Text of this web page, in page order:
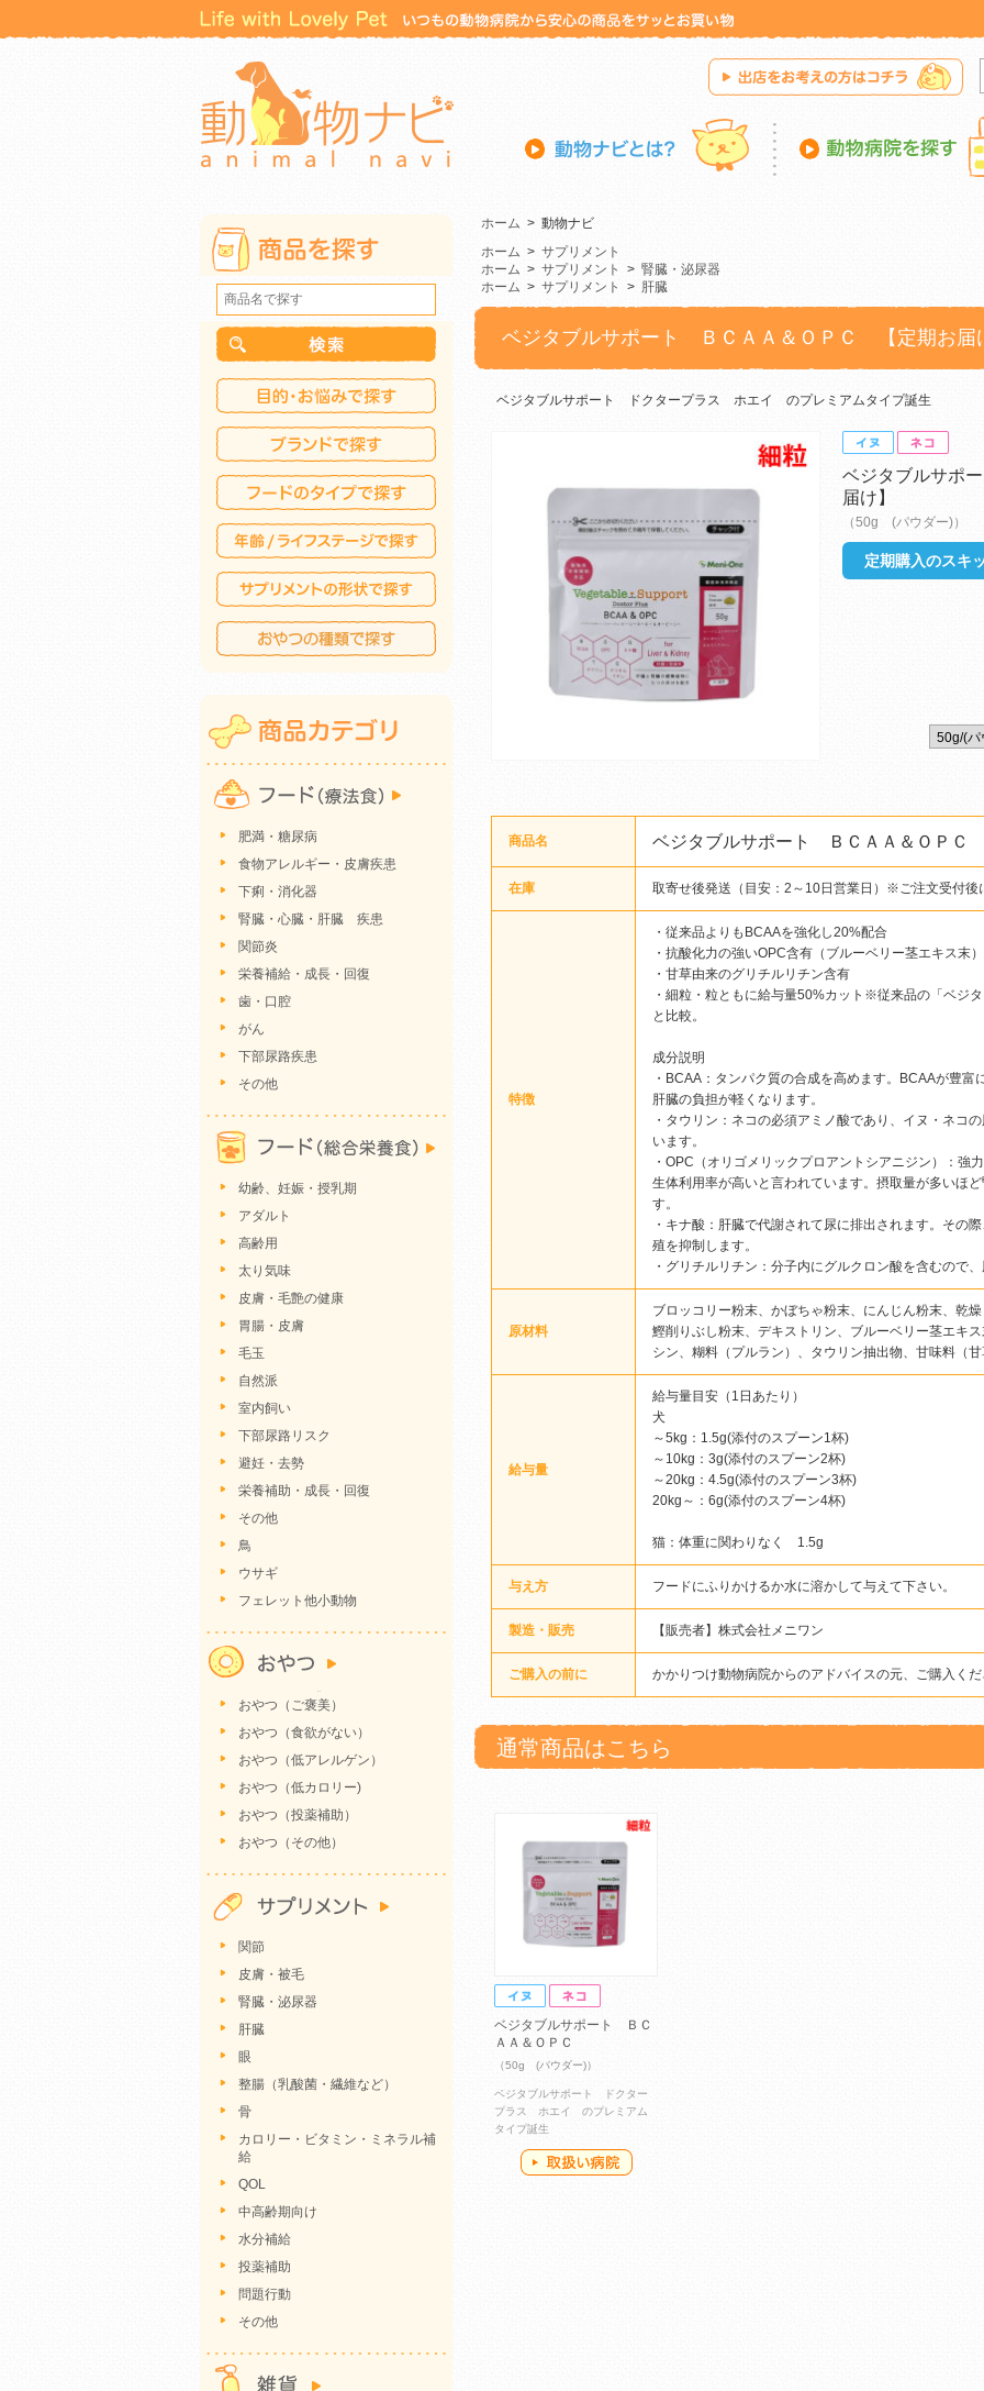
ホーム > 動物ナビ
ホーム > サプリメント
ホーム > サプリメント > 腎臓・泌尿器
ホーム > サプリメント > 肝臓
ベジタブルサポート ＢＣＡＡ＆ＯＰＣ 【定期お届
ベジタブルサポート ドクタープラス ホエイ のプレミアムタイプ誕生
ベジタブルサポ
届け】
（50g (パウダー)）
定期購入のスキ
商品名 ベジタブルサポート ＢＣＡＡ＆ＯＰＣ
在庫 取寄せ後発送（目安：2～10日営業日）※ご注文受付後
特徴
・従来品よりもBCAAを強化し20%配合
・抗酸化力の強いOPC含有（ブルーベリー茎エキス末）
・甘草由来のグリチルリチン含有
・細粒・粒ともに給与量50%カット※従来品の「ベジ
と比較。
成分説明
・BCAA：タンパク質の合成を高めます。BCAAが豊
肝臓の負担が軽くなります。
・タウリン：ネコの必須アミノ酸であり、イヌ・ネコ
います。
・OPC（オリゴメリックプロアントシアニジン）：強
生体利用率が高いと言われています。摂取量が多いほ
す。
・キナ酸：肝臓で代謝されて尿に排出されます。その
殖を抑制します。
・グリチルリチン：分子内にグルクロン酸を含むので
原材料
ブロッコリー粉末、かぼちゃ粉末、にんじん粉末、乾
鰹削りぶし粉末、デキストリン、ブルーベリー茎エキ
シン、糊料（プルラン）、タウリン抽出物、甘味料（
給与量
給与量目安（1日あたり）
犬
～5kg：1.5g(添付のスプーン1杯)
～10kg：3g(添付のスプーン2杯)
～20kg：4.5g(添付のスプーン3杯)
20kg～：6g(添付のスプーン4杯)
猫：体重に関わりなく 1.5g
与え方 フードにふりかけるか水に溶かして与えて下さい。
製造・販売 【販売者】株式会社メニワン
ご購入の前に かかりつけ動物病院からのアドバイスの元、ご購入く
通常商品はこちら
ベジタブルサポート ＢＣ
ＡＡ＆ＯＰＣ
（50g (パウダー)）
ベジタブルサポート ドクター
プラス ホエイ のプレミアム
タイプ誕生
肥満・糖尿病
食物アレルギー・皮膚疾患
下痢・消化器
腎臓・心臓・肝臓 疾患
関節炎
栄養補給・成長・回復
歯・口腔
がん
下部尿路疾患
その他
幼齢、妊娠・授乳期
アダルト
高齢用
太り気味
皮膚・毛艶の健康
胃腸・皮膚
毛玉
自然派
室内飼い
下部尿路リスク
避妊・去勢
栄養補助・成長・回復
その他
鳥
ウサギ
フェレット他小動物
おやつ（ご褒美）
おやつ（食欲がない）
おやつ（低アレルゲン）
おやつ（低カロリー)
おやつ（投薬補助）
おやつ（その他）
関節
皮膚・被毛
腎臓・泌尿器
肝臓
眼
整腸（乳酸菌・繊維など）
骨
カロリー・ビタミン・ミネラル補
給
QOL
中高齢期向け
水分補給
投薬補助
問題行動
その他